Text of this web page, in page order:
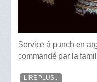
Service à punch en
commandé par la
LIRE PLUS...